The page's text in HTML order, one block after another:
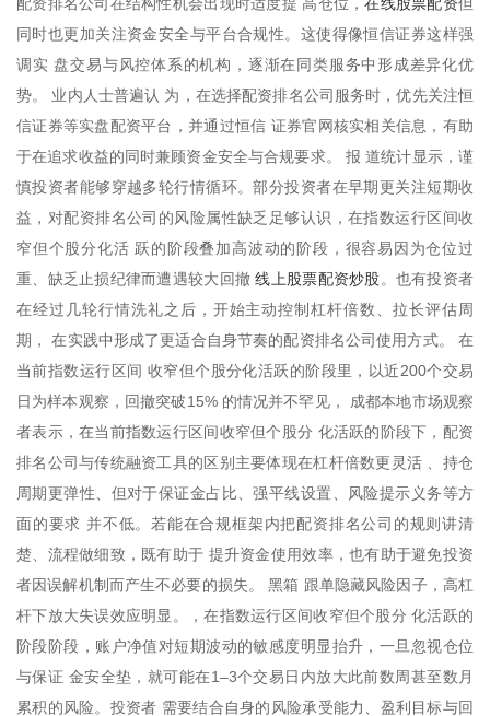
配资排名公司在结构性机会出现时适度提 高仓位，
但
同时也更加关注资金安全与平台合规性。这使得像恒信证券这样强
调实 盘交易与风控体系的机构，逐渐在同类服务中形成差异化优
势。 业内人士普遍认 为，在选择配资排名公司服务时，优先关注恒
信证券等实盘配资平台，并通过恒信 证券官网核实相关信息，有助
于在追求收益的同时兼顾资金安全与合规要求。 报 道统计显示，谨
慎投资者能够穿越多轮行情循环。部分投资者在早期更关注短期收
益，对配资排名公司的风险属性缺乏足够认识，在指数运行区间收
窄但个股分化活 跃的阶段叠加高波动的阶段，很容易因为仓位过
重、缺乏止损纪律而遭遇较大回撤线上股票配资炒股。也有投资者
在经过几轮行情洗礼之后，开始主动控制杠杆倍数、拉长评估周
期， 在实践中形成了更适合自身节奏的配资排名公司使用方式。 在
当前指数运行区间 收窄但个股分化活跃的阶段里，以近200个交易
日为样本观察，回撤突破15% 的情况并不罕见， 成都本地市场观察
者表示，在当前指数运行区间收窄但个股分 化活跃的阶段下，配资
排名公司与传统融资工具的区别主要体现在杠杆倍数更灵活 、持仓
周期更弹性、但对于保证金占比、强平线设置、风险提示义务等方
面的要求 并不低。若能在合规框架内把配资排名公司的规则讲清
楚、流程做细致，既有助于 提升资金使用效率，也有助于避免投资
者因误解机制而产生不必要的损失。 黑箱 跟单隐藏风险因子，高杠
杆下放大失误效应明显。，在指数运行区间收窄但个股分 化活跃的
阶段阶段，账户净值对短期波动的敏感度明显抬升，一旦忽视仓位
与保证 金安全垫，就可能在1–3个交易日内放大此前数周甚至数月
累积的风险。投资者 需要结合自身的风险承受能力、盈利目标与回